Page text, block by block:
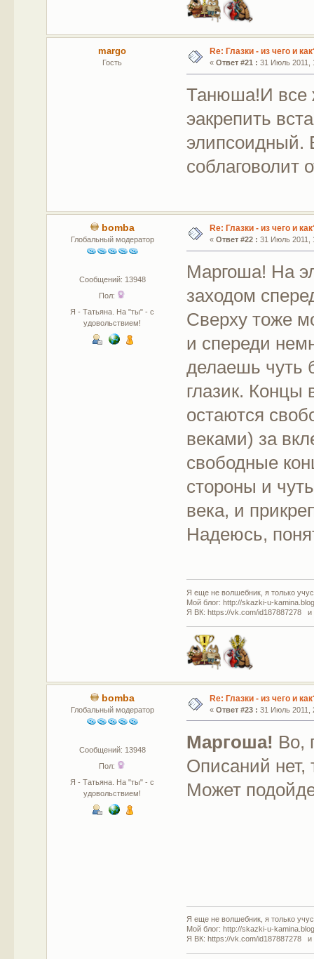
margo
Гость
Re: Глазки - из чего и
« Ответ #21 : 31 Июль 2011,
Танюша!И все
эакрепить
элипсоидный.
соблаговолит
bomba
Глобальный модератор
Сообщений: 13948
Пол:
Я - Татьяна. На "ты" - с
удовольствием!
Re: Глазки - из чего и
« Ответ #22 : 31 Июль 2011,
Маргоша! На
заходом
Сверху тоже
и спереди
делаешь чуть
глазик. Концы
остаются
веками) за
свободные
стороны и
века, и
Надеюсь,
Я еще не волшебник, я только
Мой блог: http://skazki-u-
Я ВК: https://vk.com/id187887278 и
bomba
Глобальный модератор
Сообщений: 13948
Пол:
Я - Татьяна. На "ты" - с
удовольствием!
Re: Глазки - из чего и
« Ответ #23 : 31 Июль 2011,
Маргоша! Во,
Описаний нет,
Может
Я еще не волшебник, я только
Мой блог: http://skazki-u-
Я ВК: https://vk.com/id187887278 и